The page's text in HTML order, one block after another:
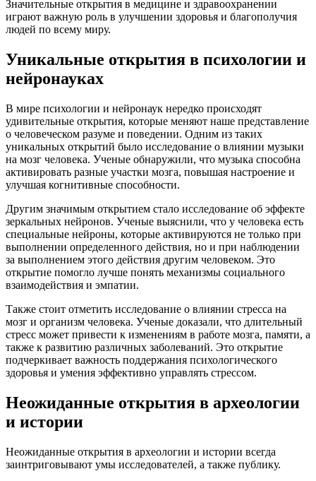
Значительные открытия в медицине и здравоохранении
играют важную роль в улучшении здоровья и благополучия
людей по всему миру.
Уникальные открытия в психологии и
нейронауках
В мире психологии и нейронаук нередко происходят
удивительные открытия, которые меняют наше представление
о человеческом разуме и поведении. Одним из таких
уникальных открытий было исследование о влиянии музыки
на мозг человека. Ученые обнаружили, что музыка способна
активировать разные участки мозга, повышая настроение и
улучшая когнитивные способности.
Другим значимым открытием стало исследование об эффекте
зеркальных нейронов. Ученые выяснили, что у человека есть
специальные нейроны, которые активируются не только при
выполнении определенного действия, но и при наблюдении
за выполнением этого действия другим человеком. Это
открытие помогло лучше понять механизмы социального
взаимодействия и эмпатии.
Также стоит отметить исследование о влиянии стресса на
мозг и организм человека. Ученые доказали, что длительный
стресс может привести к изменениям в работе мозга, памяти, а
также к развитию различных заболеваний. Это открытие
подчеркивает важность поддержания психологического
здоровья и умения эффективно управлять стрессом.
Неожиданные открытия в археологии
и истории
Неожиданные открытия в археологии и истории всегда
заинтриговывают умы исследователей, а также публику.